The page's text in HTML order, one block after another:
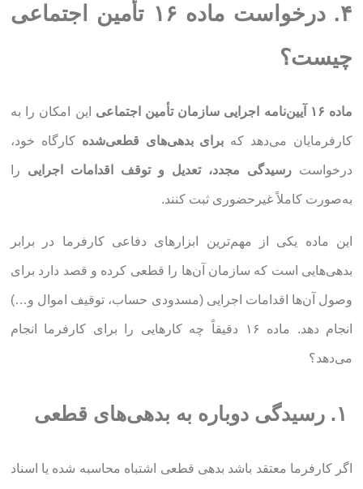
۴. درخواست ماده ۱۶ تأمین اجتماعی
چیست؟
ماده ۱۶ آیین‌نامه اجرایی سازمان تأمین اجتماعی این امکان را به
کارفرمایان می‌دهد که برای بدهی‌های قطعی‌شده کارگاه خود،
درخواست رسیدگی مجدد، تعدیل و توقف اقدامات اجرایی را
به‌صورت کاملاً غیرحضوری ثبت کنند.
این ماده یکی از مهم‌ترین ابزارهای دفاعی کارفرما در برابر
بدهی‌هایی است که سازمان آن‌ها را قطعی کرده و قصد دارد برای
وصول آن‌ها اقدامات اجرایی (مسدودی حساب، توقیف اموال و…)
انجام دهد. ماده ۱۶ دقیقاً چه کارهایی را برای کارفرما انجام
می‌دهد؟
اگر کارفرما معتقد باشد بدهی قطعی اشتباه محاسبه شده یا اسناد